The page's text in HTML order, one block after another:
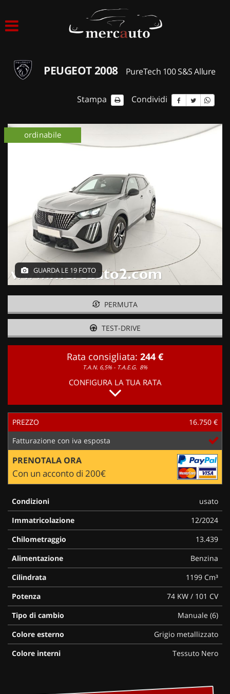
ACQUISTIAMO USATO
NOLEGGIO AUTO
NOLEGGIO BREVE TERMINE
CONTATTI
PEUGEOT 2008 PureTech 100 S&S Allure
Stampa Condividi
ordinabile
GUARDA LE 19 FOTO
PERMUTA
TEST-DRIVE
Rata consigliata: 244 €
T.A.N. 6,5% - T.A.E.G. 8%
CONFIGURA LA TUA RATA
PREZZO
16.750 €
Fatturazione con iva esposta
PRENOTALA ORA
Con un acconto di 200€
Condizioni
usato
Immatricolazione
12/2024
Chilometraggio
13.439
Alimentazione
Benzina
Cilindrata
1199 Cm³
Potenza
74 KW / 101 CV
Tipo di cambio
Manuale (6)
Colore esterno
Grigio metallizzato
Colore interni
Tessuto Nero